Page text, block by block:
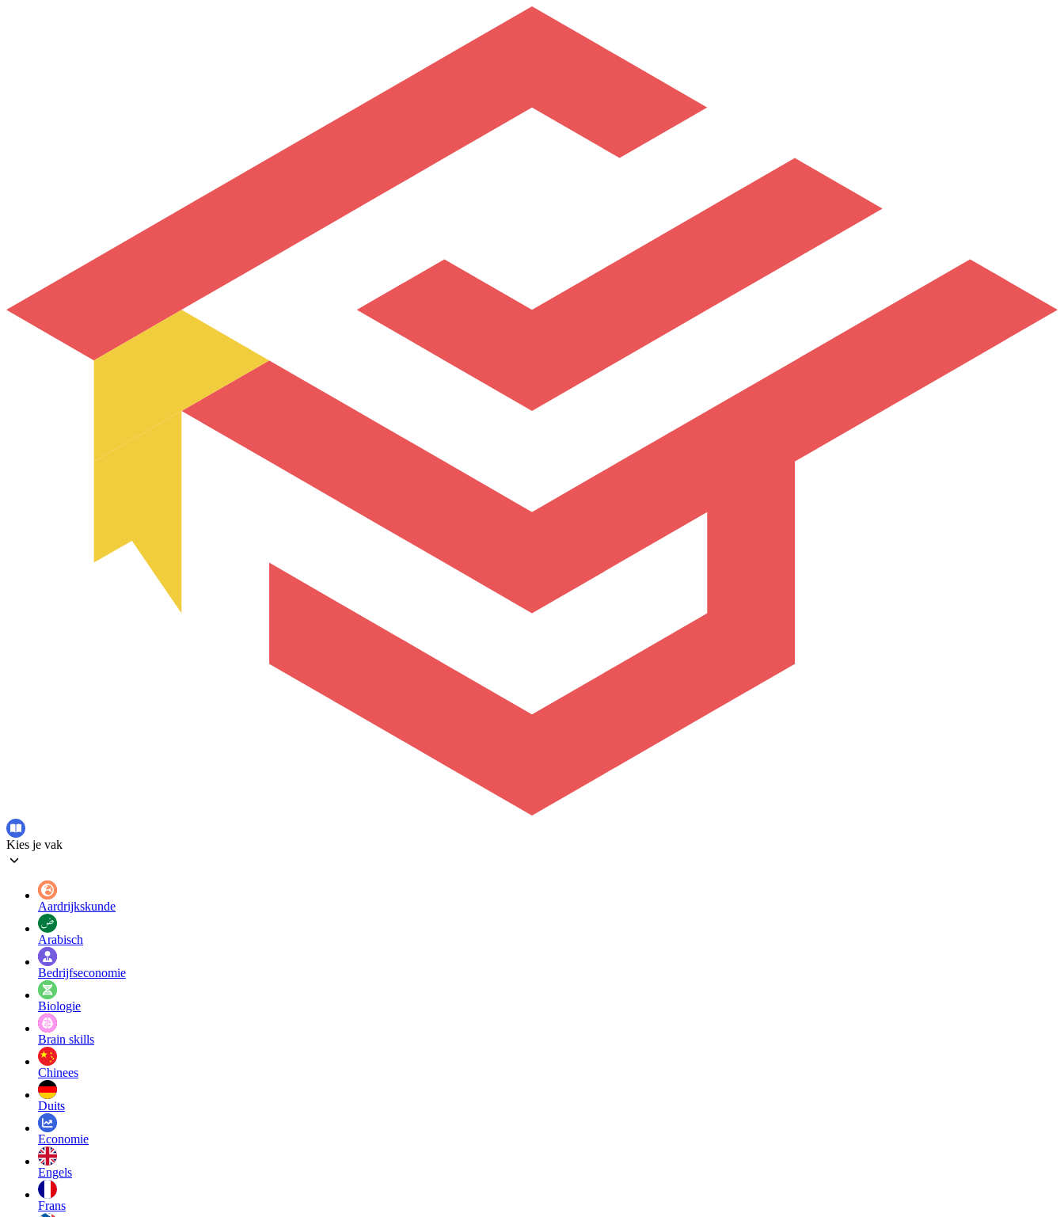
Kies je vak
Aardrijkskunde
Arabisch
Bedrijfseconomie
Biologie
Brain skills
Chinees
Duits
Economie
Engels
Frans